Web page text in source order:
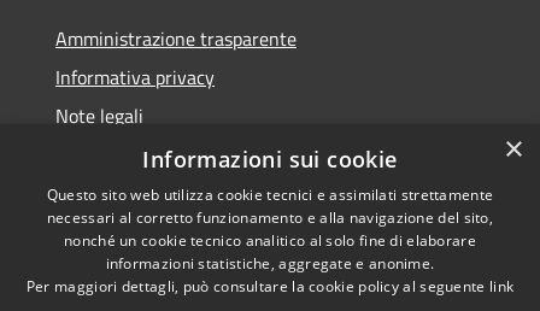
Amministrazione trasparente
Informativa privacy
Note legali
Dichiarazione di accessibilità
RSS
Accessibilità
Copyright © 2026 • Comune di
Erba • Powered by
×
Informazioni sui cookie
Questo sito web utilizza cookie tecnici e assimilati strettamente
necessari al corretto funzionamento e alla navigazione del sito,
nonché un cookie tecnico analitico al solo fine di elaborare
informazioni statistiche, aggregate e anonime.
Per maggiori dettagli, può consultare la cookie policy al seguente link